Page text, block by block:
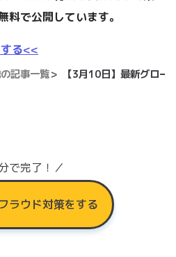
料で公開しています。
る<<
記事一覧 【3月10日】最新グロ
で完了！／
ラウド対策をする